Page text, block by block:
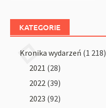
KATEGORIE
Kronika wydarzeń (1 218)
2021 (28)
2022 (39)
2023 (92)